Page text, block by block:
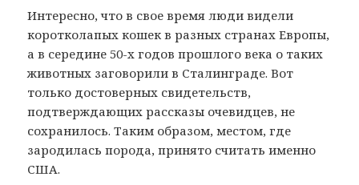
Интересно, что в свое время люди видели
коротколапых кошек в разных странах Европы,
а в середине 50-х годов прошлого века о таких
животных заговорили в Сталинграде. Вот
только достоверных свидетельств,
подтверждающих рассказы очевидцев, не
сохранилось. Таким образом, местом, где
зародилась порода, принято считать именно
США.